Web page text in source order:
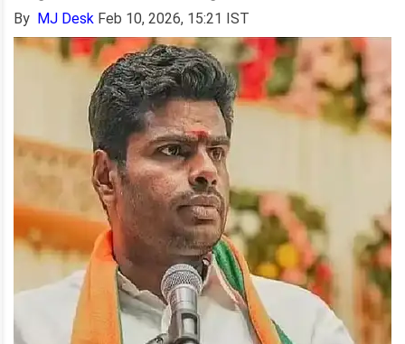
By MJ Desk Feb 10, 2026, 15:21 IST